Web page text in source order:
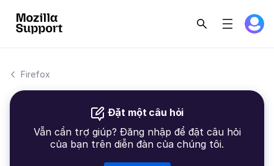
Firefox
Đặt một câu hỏi
Vẫn cần trợ giúp? Đăng nhập để đặt câu hỏi
của bạn trên diễn đàn của chúng tôi.